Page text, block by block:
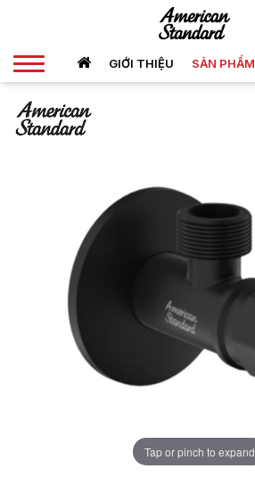
GIỚI THIỆU SẢN PHẨM
Tap or pinch to expand